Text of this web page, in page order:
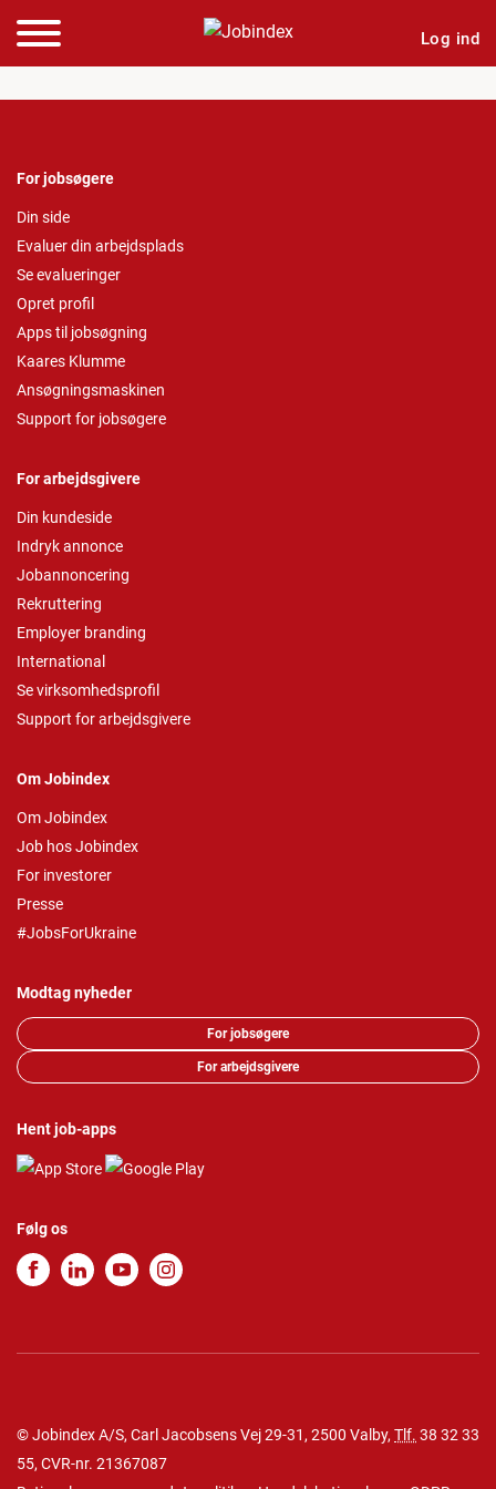
Log ind
For jobsøgere
Din side
Evaluer din arbejdsplads
Se evalueringer
Opret profil
Apps til jobsøgning
Kaares Klumme
Ansøgningsmaskinen
Support for jobsøgere
For arbejdsgivere
Din kundeside
Indryk annonce
Jobannoncering
Rekruttering
Employer branding
International
Se virksomhedsprofil
Support for arbejdsgivere
Om Jobindex
Om Jobindex
Job hos Jobindex
For investorer
Presse
#JobsForUkraine
Modtag nyheder
For jobsøgere
For arbejdsgivere
Hent job-apps
Følg os
© Jobindex A/S, Carl Jacobsens Vej 29-31, 2500 Valby, Tlf. 38 32 33
55, CVR-nr. 21367087